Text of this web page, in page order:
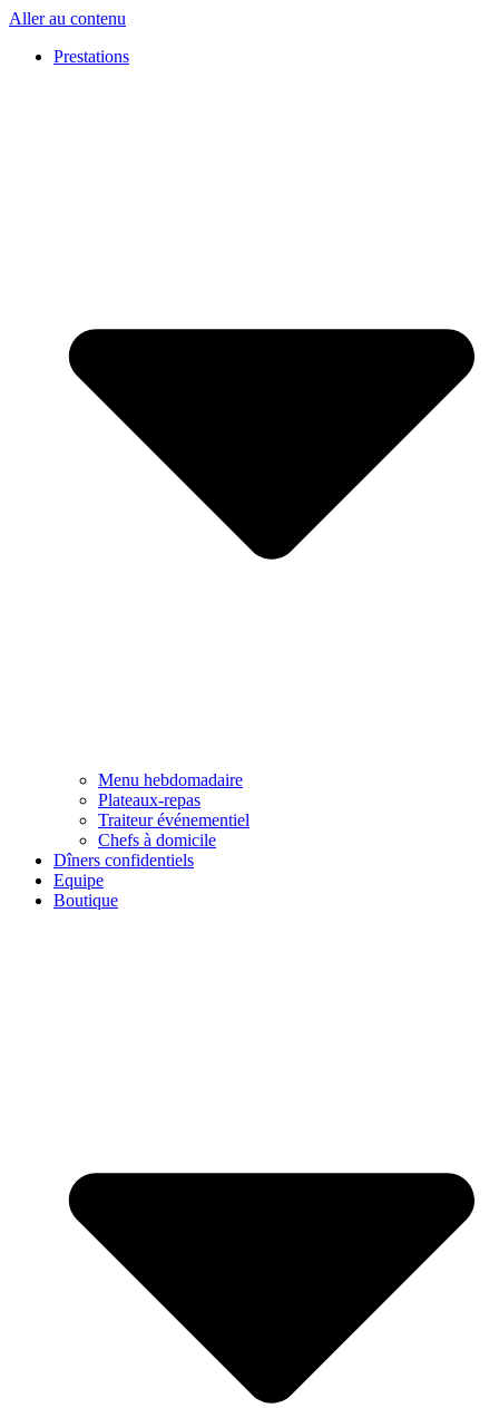
Aller au contenu
Prestations
Menu hebdomadaire
Plateaux-repas
Traiteur événementiel
Chefs à domicile
Dîners confidentiels
Equipe
Boutique
Panneau de gestion des cookies